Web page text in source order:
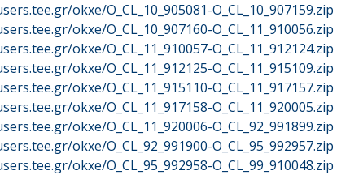
okxe/O_CL_10_905081-O_CL_10_907159.zip
okxe/O_CL_10_907160-O_CL_11_910056.zip
okxe/O_CL_11_910057-O_CL_11_912124.zip
okxe/O_CL_11_912125-O_CL_11_915109.zip
okxe/O_CL_11_915110-O_CL_11_917157.zip
okxe/O_CL_11_917158-O_CL_11_920005.zip
okxe/O_CL_11_920006-O_CL_92_991899.zip
okxe/O_CL_92_991900-O_CL_95_992957.zip
okxe/O_CL_95_992958-O_CL_99_910048.zip